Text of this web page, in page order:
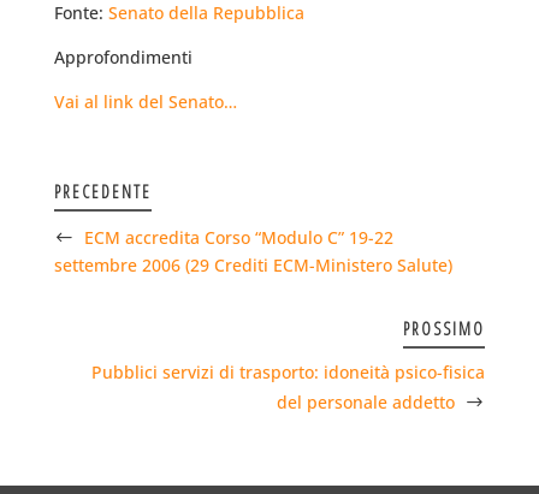
Fonte: Senato della Repubblica
Approfondimenti
Vai al link del Senato…
PRECEDENTE
ECM accredita Corso “Modulo C” 19-22
settembre 2006 (29 Crediti ECM-Ministero Salute)
PROSSIMO
Pubblici servizi di trasporto: idoneità psico-fisica
del personale addetto